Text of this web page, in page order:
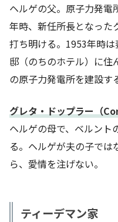
ヘルゲの父。原子力発電
年時、新任所長となった
打ち明ける。1953年時
邸（のちのホテル）に住
の原子力発電所を建設す
グレタ・ドップラー（
ヘルゲの母で、ベルント
る。ヘルゲが夫の子で
ら、愛情を注げない。
ティーデマン家